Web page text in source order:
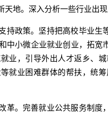
地。深入分析一些行业出
持政策。坚持把高校毕业
中小微企业就业创业，拓
业，引导外出人才返乡、
就业困难群体的帮扶，统
革。完善就业公共服务制